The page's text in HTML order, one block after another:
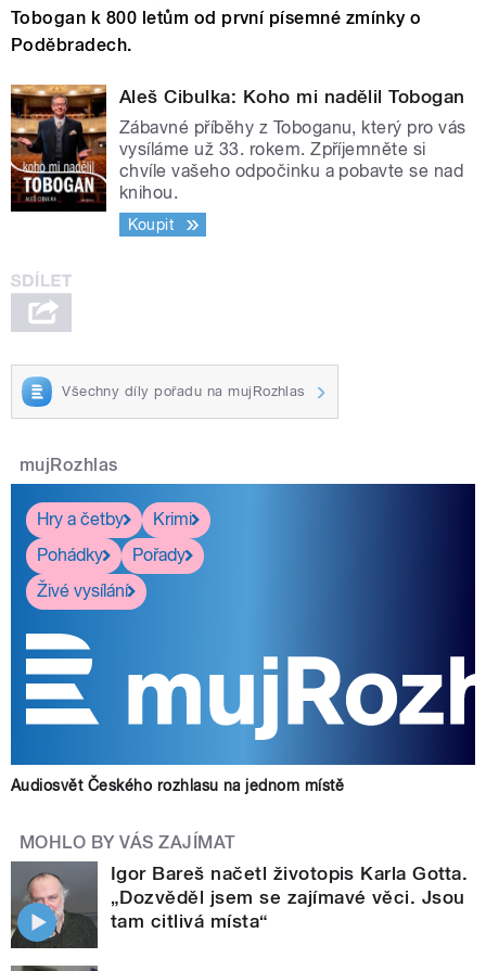
Tobogan k 800 letům od první písemné zmínky o
Poděbradech.
Aleš Cibulka: Koho mi nadělil Tobogan
Zábavné příběhy z Toboganu, který pro vás
vysíláme už 33. rokem. Zpříjemněte si
chvíle vašeho odpočinku a pobavte se nad
knihou.
Koupit
Všechny díly pořadu na mujRozhlas
mujRozhlas
Hry a četby
Krimi
Pohádky
Pořady
Živé vysílání
Audiosvět Českého rozhlasu na jednom místě
MOHLO BY VÁS ZAJÍMAT
Igor Bareš načetl životopis Karla Gotta.
„Dozvěděl jsem se zajímavé věci. Jsou
tam citlivá místa“